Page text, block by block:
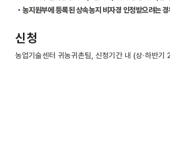
농지원부에 등록된 상속농지 비자경 인정받으려는
신청
농업기술센터 귀농귀촌팀, 신청기간 내 (상·하반기